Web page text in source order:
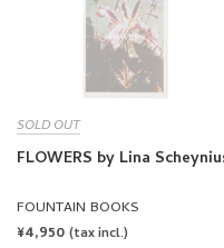
SOLD OUT
FLOWERS by Lina
FOUNTAIN BOOKS
REGULAR
¥4,950 (tax incl.)